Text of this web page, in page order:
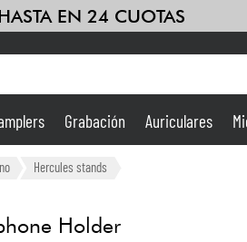
EN 24 CUOTAS
Ampli & Efectos
Grabación
Grabación Auriculares
Hercules stands
Holder